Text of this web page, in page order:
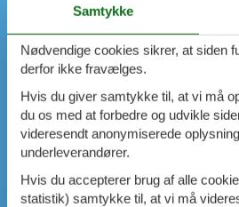
Samtykke
Nødvendige cookies sikrer, at siden
derfor ikke fravælges.
Hvis du giver samtykke til, at vi må
du os med at forbedre og udvikle
videresendt anonymiserede
underleverandører.
Hvis du accepterer brug af alle
statistik) samtykke til, at vi må